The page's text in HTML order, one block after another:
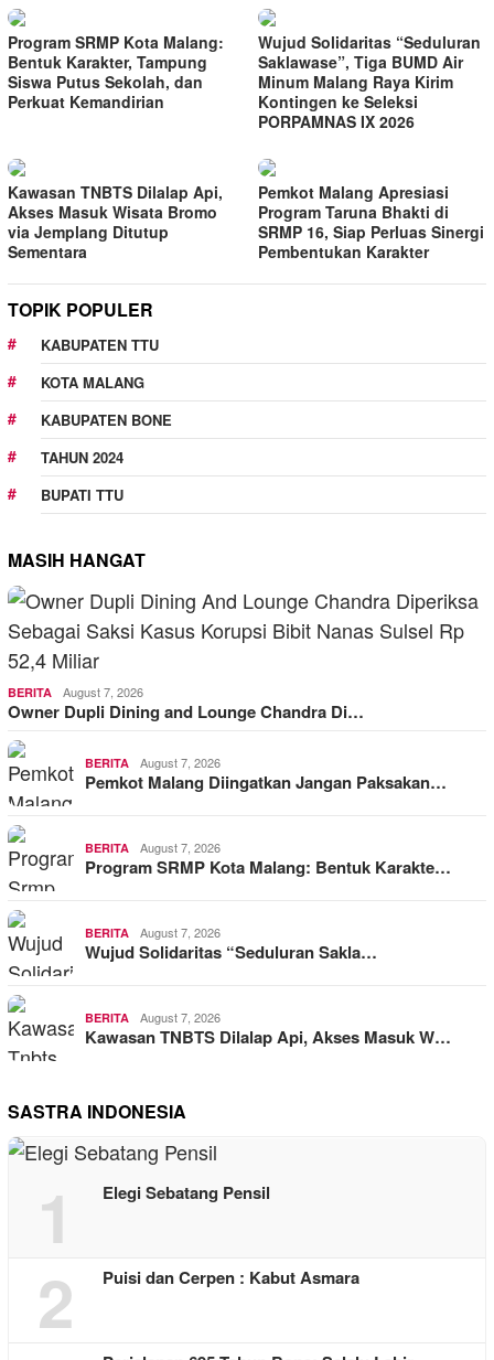
Program SRMP Kota Malang:
Bentuk Karakter, Tampung
Siswa Putus Sekolah, dan
Perkuat Kemandirian
Wujud Solidaritas “Seduluran
Saklawase”, Tiga BUMD Air
Minum Malang Raya Kirim
Kontingen ke Seleksi
PORPAMNAS IX 2026
Kawasan TNBTS Dilalap Api,
Akses Masuk Wisata Bromo
via Jemplang Ditutup
Sementara
Pemkot Malang Apresiasi
Program Taruna Bhakti di
SRMP 16, Siap Perluas Sinergi
Pembentukan Karakter
TOPIK POPULER
KABUPATEN TTU
KOTA MALANG
KABUPATEN BONE
TAHUN 2024
BUPATI TTU
MASIH HANGAT
BERITA August 7, 2026
Owner Dupli Dining and Lounge Chandra Di…
BERITA August 7, 2026
Pemkot Malang Diingatkan Jangan Paksakan…
BERITA August 7, 2026
Program SRMP Kota Malang: Bentuk Karakte…
BERITA August 7, 2026
Wujud Solidaritas “Seduluran Sakla…
BERITA August 7, 2026
Kawasan TNBTS Dilalap Api, Akses Masuk W…
SASTRA INDONESIA
1 Elegi Sebatang Pensil
2 Puisi dan Cerpen : Kabut Asmara